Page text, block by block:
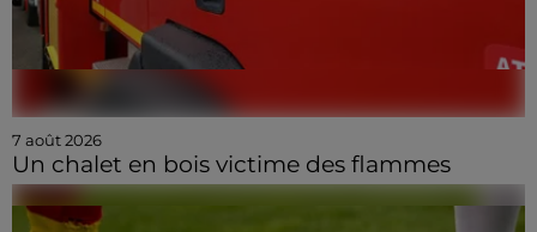
7 août 2026
Un chalet en bois victime des flammes